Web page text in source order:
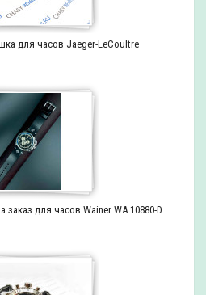
для часов Jaeger-LeCoultre
для часов Wainer WA.10880-D